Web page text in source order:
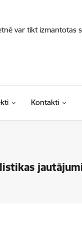
var tikt izmantotas
Kontakti